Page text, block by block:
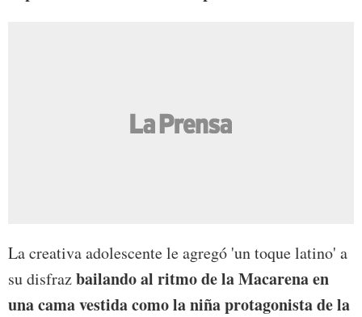
La creativa adolescente le agregó 'un toque latino' a
su disfrazbailando al ritmo de la Macarena en
una cama vestida como la niña protagonista de la